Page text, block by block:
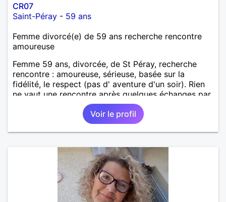
CR07
Saint-Péray - 59 ans
Femme divorcé(e) de 59 ans recherche rencontre
amoureuse
Femme 59 ans, divorcée, de St Péray, recherche
rencontre : amoureuse, sérieuse, basée sur la
fidélité, le respect (pas d' aventure d'un soir). Rien
ne vaut une rencontre après quelques échanges par
messages pour savoir si il y a un feeling entre les
deux et le désir de se revoir. Au plaisir de se
Voir le profil